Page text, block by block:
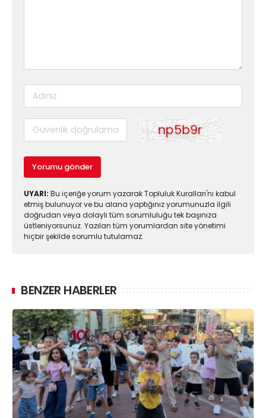
Yorumu gönder
UYARI: Bu içeriğe yorum yazarak Topluluk Kuralları'nı kabul
etmiş bulunuyor ve bu alana yaptığınız yorumunuzla ilgili
doğrudan veya dolaylı tüm sorumluluğu tek başınıza
üstleniyorsunuz. Yazılan tüm yorumlardan site yönetimi
hiçbir şekilde sorumlu tutulamaz.
BENZER HABERLER